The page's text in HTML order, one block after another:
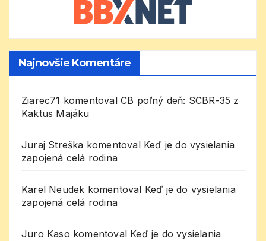
Najnovšie Komentáre
Ziarec71 komentovalCB poľný deň: SCBR-35 z
Kaktus Majáku
Juraj Streška komentoval Keď je do vysielania
zapojená celá rodina
Karel Neudek komentoval Keď je do vysielania
zapojená celá rodina
Juro Kaso komentoval Keď je do vysielania